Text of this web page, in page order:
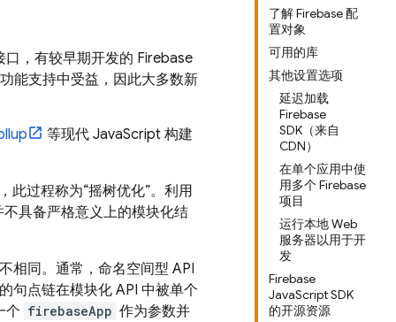
了解 Firebase 配
置对象
可用的库
其他设置选项
延迟加载
Firebase
SDK（来自
CDN）
在单个应用中使
用多个 Firebase
项目
运行本地 Web
服务器以用于开
发
Firebase
JavaScript SDK
的开源资源
，有较早期开发的 Firebase
能支持中受益，因此大多数新
等现代 JavaScript 构建
此过程称为“摇树优化”。利用
具备严格意义上的模块化结
相同。通常，命名空间型 API
句点链在模块化 API 中被单个
个 firebaseApp 作为参数并